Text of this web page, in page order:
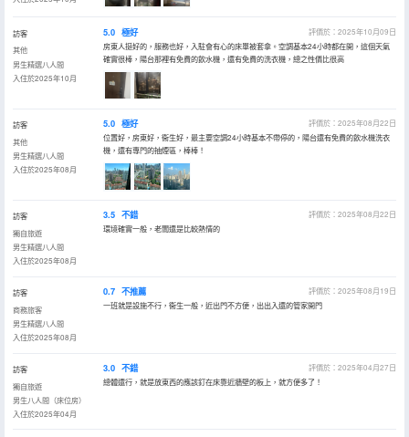
訪客
其他
男生精選八人間
入住於2025年10月
5.0 極好
評價於：2025年10月09日
房東人挺好的，服務也好，入駐會有心的床單被套拿。空調基本24小時都在開，這個天氣
確實很棒，陽台那裡有免費的飲水機，還有免費的洗衣機，總之性價比很高
訪客
其他
男生精選八人間
入住於2025年08月
5.0 極好
評價於：2025年08月22日
位置好，房東好，衞生好，最主要空調24小時基本不帶停的，陽台還有免費的飲水機洗衣
機，還有專門的抽煙區，棒棒！
訪客
獨自旅遊
男生精選八人間
入住於2025年08月
3.5 不錯
評價於：2025年08月22日
環境確實一般，老闆還是比較熱情的
訪客
商務旅客
男生精選八人間
入住於2025年08月
0.7 不推薦
評價於：2025年08月19日
一班就是設施不行，衞生一般，近出門不方便，出出入還的管家開門
訪客
獨自旅遊
男生八人間（床位房）
入住於2025年04月
3.0 不錯
評價於：2025年04月27日
總體還行，就是放東西的應該釘在床靠近牆壁的板上，就方便多了！